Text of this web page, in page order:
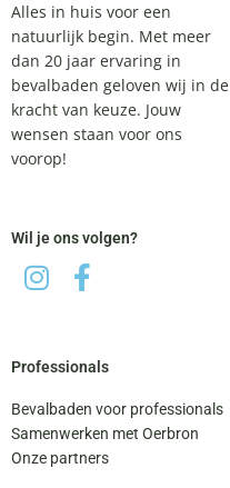
Alles in huis voor een
natuurlijk begin. Met meer
dan 20 jaar ervaring in
bevalbaden geloven wij in de
kracht van keuze. Jouw
wensen staan voor ons
voorop!
Wil je ons volgen?
Professionals
Bevalbaden voor professionals
Samenwerken met Oerbron
Onze partners